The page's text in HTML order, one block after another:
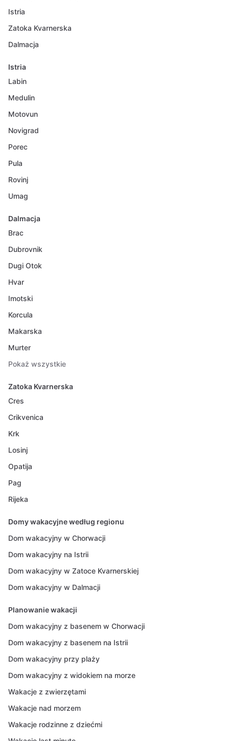
Istria
Zatoka Kvarnerska
Dalmacja
Istria
Labin
Medulin
Motovun
Novigrad
Porec
Pula
Rovinj
Umag
Dalmacja
Brac
Dubrovnik
Dugi Otok
Hvar
Imotski
Korcula
Makarska
Murter
Pokaż wszystkie
Zatoka Kvarnerska
Cres
Crikvenica
Krk
Losinj
Opatija
Pag
Rijeka
Domy wakacyjne według regionu
Dom wakacyjny w Chorwacji
Dom wakacyjny na Istrii
Dom wakacyjny w Zatoce Kvarnerskiej
Dom wakacyjny w Dalmacji
Planowanie wakacji
Dom wakacyjny z basenem w Chorwacji
Dom wakacyjny z basenem na Istrii
Dom wakacyjny przy plaży
Dom wakacyjny z widokiem na morze
Wakacje z zwierzętami
Wakacje nad morzem
Wakacje rodzinne z dziećmi